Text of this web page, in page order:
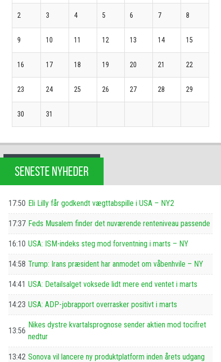
2 3 4 5 6 7 8
9 10 11 12 13 14 15
16 17 18 19 20 21 22
23 24 25 26 27 28 29
30 31
SENESTE NYHEDER
17:50 Eli Lilly får godkendt vægttabspille i USA – NY2
17:37 Feds Musalem finder det nuværende renteniveau passende
16:10 USA: ISM-indeks steg mod forventning i marts – NY
14:58 Trump: Irans præsident har anmodet om våbenhvile – NY
14:41 USA: Detailsalget voksede lidt mere end ventet i marts
14:23 USA: ADP-jobrapport overrasker positivt i marts
13:56
Nikes dystre kvartalsprognose sender aktien mod tocifret
nedtur
13:42 Sonova vil lancere ny produktplatform inden årets udgang